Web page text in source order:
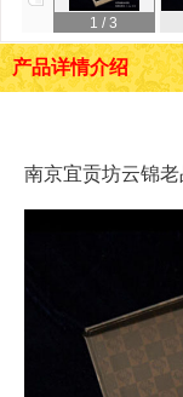
1 / 3
产品详情介绍
南京宜贡坊云锦